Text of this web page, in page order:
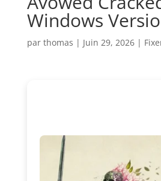
Windows
par thomas | Juin 29, 2026|